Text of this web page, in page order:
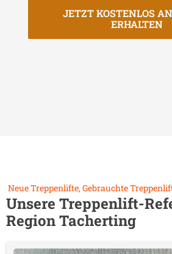
JETZT KOSTENLOS
ERHALTEN
Neue Treppenlifte, Gebrauchte
Unsere Treppenlift-
RegionTacherting